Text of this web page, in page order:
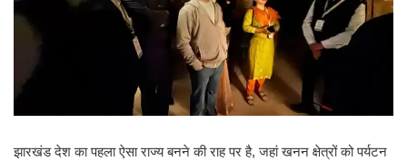
झारखंड देश का पहला ऐसा राज्य बनने की राह पर है, जहां खनन क्षेत्रों को पर्यटन